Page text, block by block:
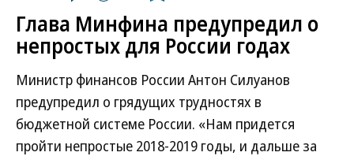
Глава Минфина предупредил о
непростых для России годах
Министр финансов России Антон Силуанов
предупредил о грядущих трудностях в
бюджетной системе России. «Нам придется
пройти непростые 2018-2019 годы, и дальше за